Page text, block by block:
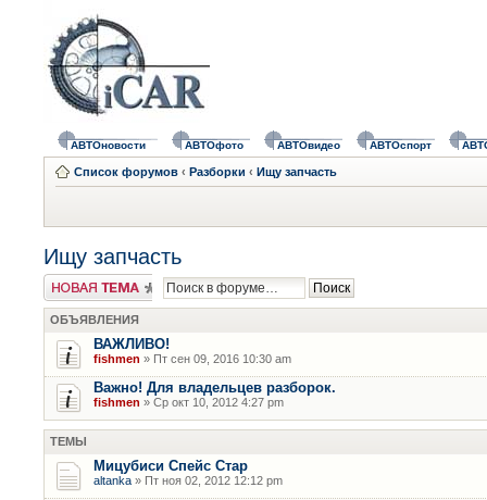
АВТОновости АВТОфото АВТОвидео АВТОспорт
Список форумов ‹ Разборки ‹ Ищу запчасть
Ищу запчасть
Новая тема
ОБЪЯВЛЕНИЯ
ВАЖЛИВО!
fishmen » Пт сен 09, 2016 10:30 am
Важно! Для владельцев разборок.
fishmen » Ср окт 10, 2012 4:27 pm
ТЕМЫ
Мицубиси Спейс Стар
altanka » Пт ноя 02, 2012 12:12 pm